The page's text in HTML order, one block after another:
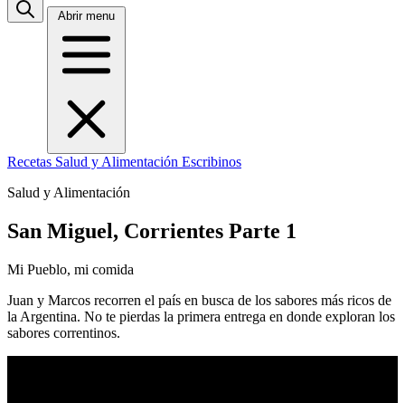
Abrir menu
Recetas Salud y Alimentación Escribinos
Salud y Alimentación
San Miguel, Corrientes Parte 1
Mi Pueblo, mi comida
Juan y Marcos recorren el país en busca de los sabores más ricos de
la Argentina. No te pierdas la primera entrega en donde exploran los
sabores correntinos.